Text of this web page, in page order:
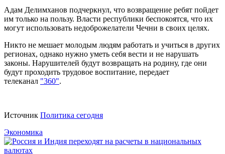
Адам Делимханов подчеркнул, что возвращение ребят пойдет
им только на пользу. Власти республики беспокоятся, что их
могут использовать недоброжелатели Чечни в своих целях.
Никто не мешает молодым людям работать и учиться в других
регионах, однако нужно уметь себя вести и не нарушать
законы. Нарушителей будут возвращать на родину, где они
будут проходить трудовое воспитание, передает
телеканал "360".
Источник Политика сегодня
Экономика